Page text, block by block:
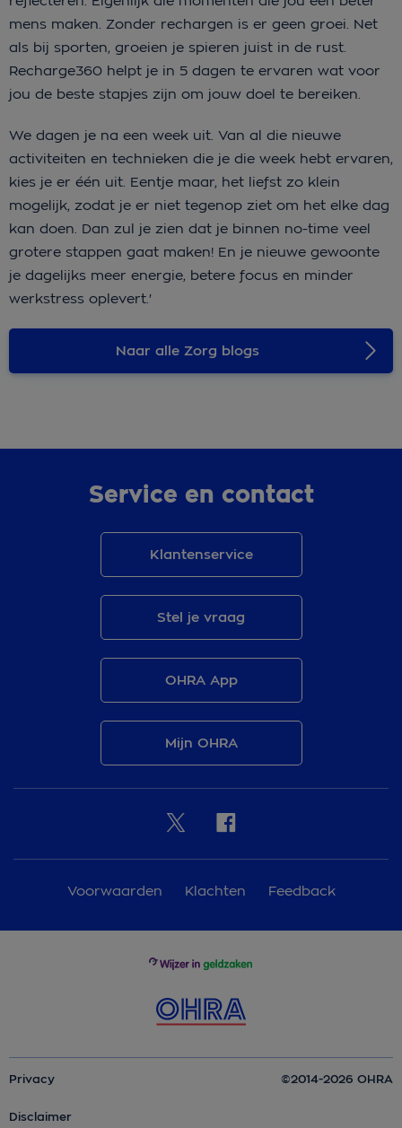
mens maken. Zonder rechargen is er geen groei. Net
als bij sporten, groeien je spieren juist in de rust.
Recharge360 helpt je in 5 dagen te ervaren wat voor
jou de beste stapjes zijn om jouw doel te bereiken.
We dagen je na een week uit. Van al die nieuwe
activiteiten en technieken die je die week hebt ervaren,
kies je er één uit. Eentje maar, het liefst zo klein
mogelijk, zodat je er niet tegenop ziet om het elke dag
kan doen. Dan zul je zien dat je binnen no-time veel
grotere stappen gaat maken! En je nieuwe gewoonte
je dagelijks meer energie, betere focus en minder
werkstress oplevert.'
Naar alle Zorg blogs
Service en contact
Klantenservice
Stel je vraag
OHRA App
Mijn OHRA
Voorwaarden Klachten Feedback
Privacy
Disclaimer
©2014-2026 OHRA